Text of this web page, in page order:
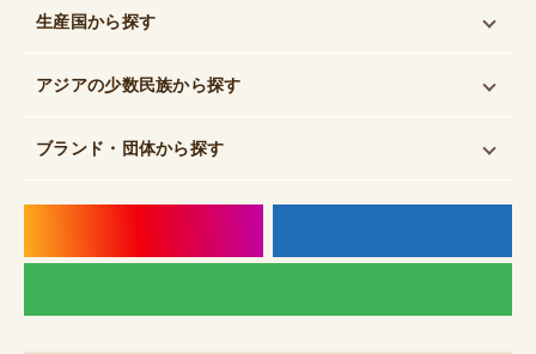
生産国から探す
アジアの少数民族から探す
ブランド・団体から探す